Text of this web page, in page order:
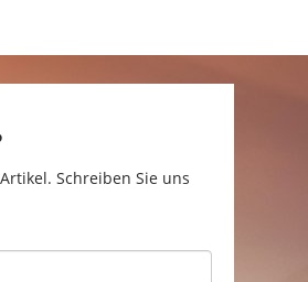
Schreiben Sie uns